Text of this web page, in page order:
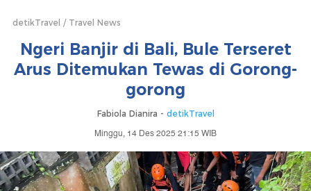
detikTravel Travel News
Ngeri Banjir di Bali, Bule Terseret
Arus Ditemukan Tewas di Gorong-
gorong
Fabiola Dianira - detikTravel
Minggu, 14 Des 2025 21:15 WIB